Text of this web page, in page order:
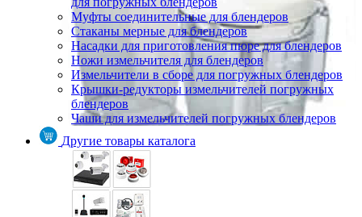
Муфты соединительные для блендеров
Стаканы мерные для блендеров
Насадки для приготовления пюре для блендеров
Ножи измельчителя для блендеров
Измельчители в сборе для погружных блендеров
Крышки-редукторы измельчителей погружных
блендеров
Чаши для измельчителей погружных блендеров
Другие товары каталога